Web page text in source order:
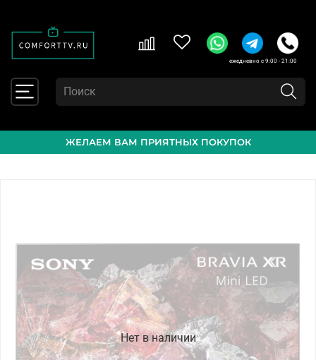
ежедневно с 9:00 - 21:00
ЖЕЛАЕМ ВАМ ПРИЯТНЫХ ПОКУПОК
Нет в наличии